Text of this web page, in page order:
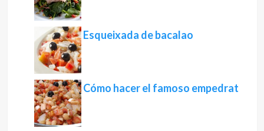
Esqueixada de bacalao
Cómo hacer el famoso empedrat